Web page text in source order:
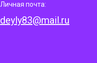
Личная почта:
deyly83@mail.ru